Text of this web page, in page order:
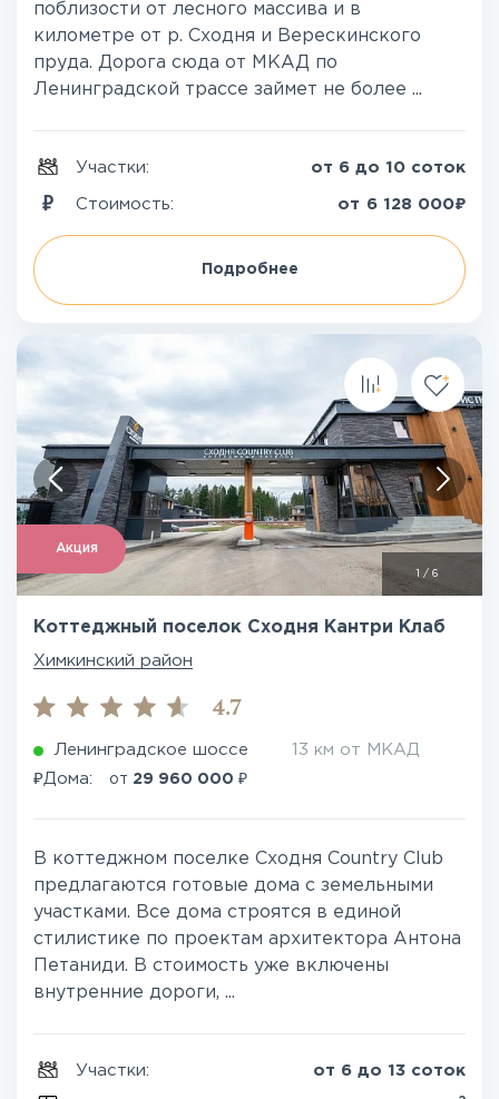
поблизости от лесного массива и в
километре от р. Сходня и Верескинского
пруда. Дорога сюда от МКАД по
Ленинградской трассе займет не более ...
Участки: от 6 до 10 соток
Стоимость: от 6 128 000₽
Подробнее
Акция
/ 6
Коттеджный поселок Сходня Кантри Клаб
Химкинский район
4.7
Ленинградское шоссе 13 км от МКАД
₽Дома: от 29 960 000 ₽
В коттеджном поселке Сходня Country Club
предлагаются готовые дома с земельными
участками. Все дома строятся в единой
стилистике по проектам архитектора Антона
Петаниди. В стоимость уже включены
внутренние дороги, ...
Участки: от 6 до 13 соток